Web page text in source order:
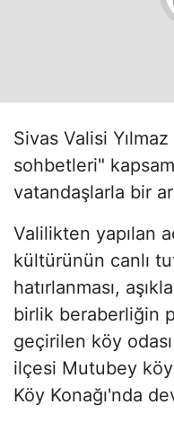
Sivas Valisi
sohbetleri"
vatandaşlarla bir
Valilikten yapılan
kültürünün canlı
hatırlanması,
birlik beraberliğin
geçirilen köy
ilçesi Mutubey
Köy Konağı'nda